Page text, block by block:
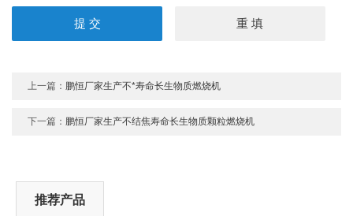
上一篇： 鹏恒厂家生产不*寿命长生物质燃烧机
下一篇： 鹏恒厂家生产不结焦寿命长生物质颗粒燃烧机
推荐产品